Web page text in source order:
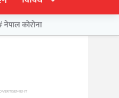
नेपाल कोरोना